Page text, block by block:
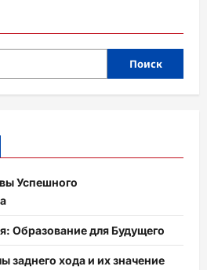
Поиск
Успешного
Образование для Будущего
заднего хода и их значение